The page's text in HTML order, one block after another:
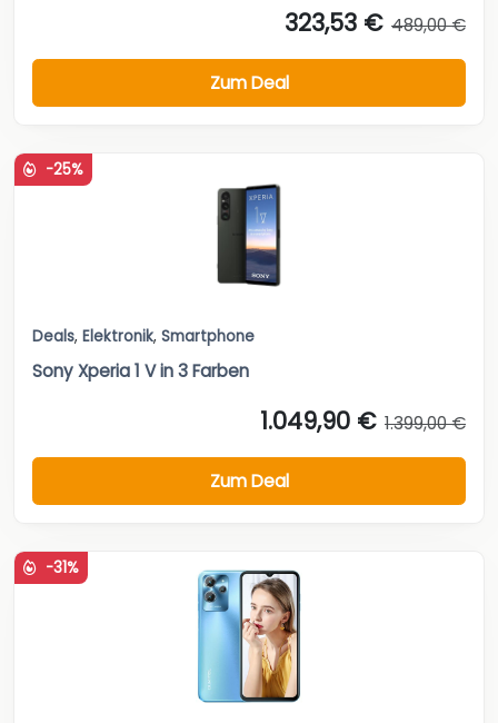
323,53 € 489,00 €
Zum Deal
-25%
Deals, Elektronik, Smartphone
Sony Xperia 1 V in 3 Farben
1.049,90 € 1.399,00 €
Zum Deal
-31%